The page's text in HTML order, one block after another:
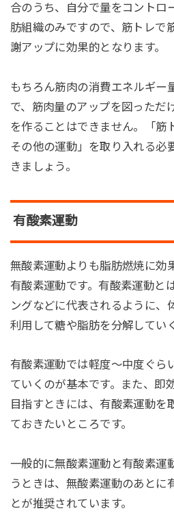
合のうち、自分で量をコントロ
肪組織のみですので、筋トレで
謝アップに効果的となります。
もちろん筋肉の消費エネルギー
で、筋肉量のアップを図っただ
を作ることはできません。「筋
その他の運動」を取り入れる必
きましょう。
有酸素運動
無酸素運動よりも脂肪燃焼に効
有酸素運動です。有酸素運動と
ングなどに代表されるように、
利用して糖や脂肪を分解してい
有酸素運動では軽度～中度ぐら
ていくのが基本です。また、即
目指すときには、有酸素運動を
ておきたいところです。
一般的に無酸素運動と有酸素運
うときは、無酸素運動のあとに
とが推奨されています。